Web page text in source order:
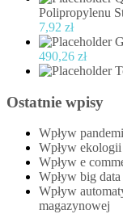
Polipropylenu
7,92 zł
490,26 zł
Ostatnie wpisy
Wpływ
Wpływ
Wpływ e
Wpływ big
Wpływ
magazynowej